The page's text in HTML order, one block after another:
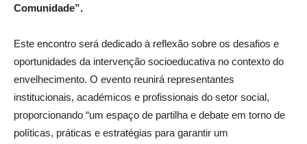
Comunidade”.
Este encontro será dedicado à reflexão sobre os desafios e
oportunidades da intervenção socioeducativa no contexto do
envelhecimento. O evento reunirá representantes
institucionais, académicos e profissionais do setor social,
proporcionando “um espaço de partilha e debate em torno de
políticas, práticas e estratégias para garantir um